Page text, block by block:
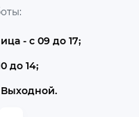
- с 09 до 17;
- с 10 до 14;
Выходной.